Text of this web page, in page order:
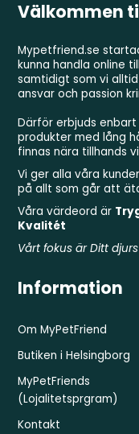
Välkommen
Mypetfriend.se
kunna handla online
samtidigt som vi
ansvar och passion
Därför erbjuds
produkter med lång
finnas nära tillhands
Vi ger alla våra
på allt som går att
Våra värdeord är
Kvalitét
Vårt fokus är Ditt
Information
Om MyPetFriend
Butiken i Helsingborg
MyPetFriends
(Lojalitetsprgram)
Kontakt